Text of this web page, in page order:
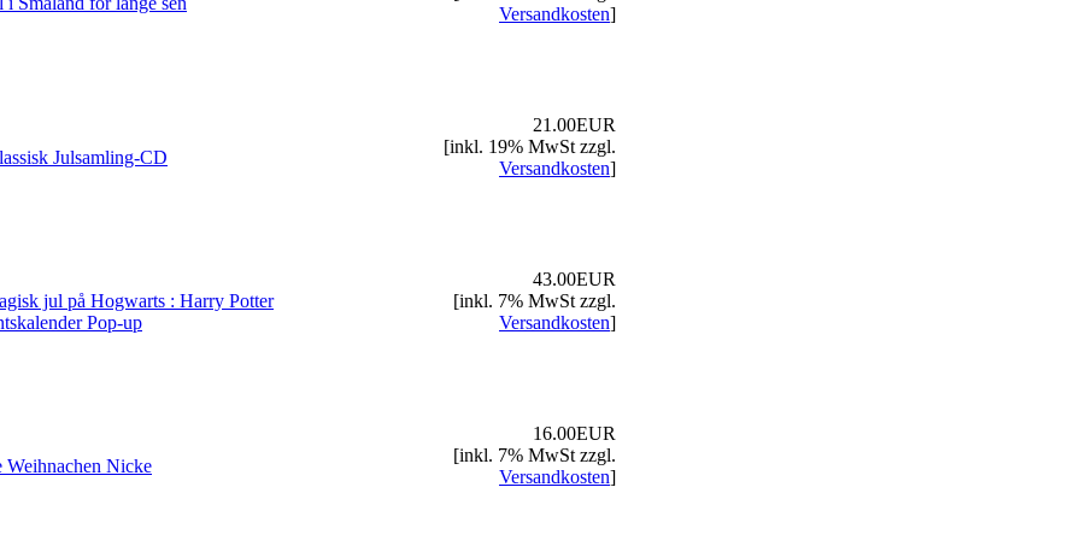
Versandkosten]
Julsamling-CD
21.00EUR
[inkl. 19% MwSt zzgl.
Versandkosten]
jul på Hogwarts : Harry Potter
Pop-up
43.00EUR
[inkl. 7% MwSt zzgl.
Versandkosten]
Weihnachen Nicke
16.00EUR
[inkl. 7% MwSt zzgl.
Versandkosten]